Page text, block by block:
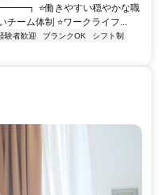
⭐️働きやすい穏やかな職
チーム体制 ⭐️ワークライフ...
験者歓迎 ブランクOK
シフト制